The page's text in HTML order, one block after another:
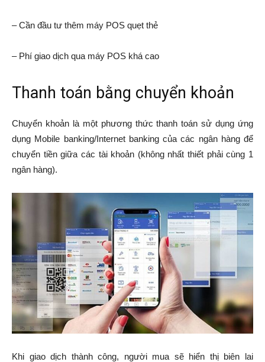
– Cần đầu tư thêm máy POS quẹt thẻ
– Phí giao dịch qua máy POS khá cao
Thanh toán bằng chuyển khoản
Chuyển khoản là một phương thức thanh toán sử dụng ứng
dụng Mobile banking/Internet banking của các ngân hàng để
chuyển tiền giữa các tài khoản (không nhất thiết phải cùng 1
ngân hàng).
Khi giao dịch thành công, người mua sẽ hiển thị biên lai